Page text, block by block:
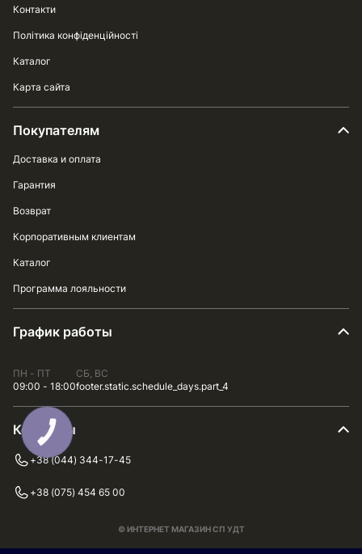
Контакти
Політика конфіденційності
Каталог
Карта сайта
Покупателям
Доставка и оплата
Гарантия
Возврат
Корпоративным клиентам
Каталог
Программа лояльности
График работы
ПН - ПТ
09:00 - 18:00
СБ, ВС
footer.static.schedule_days.part_4
Контакты
+38 (044) 344-17-45
+38 (075) 454 65 00
© ИНТЕРНЕТ МАГАЗИН СП УДТ